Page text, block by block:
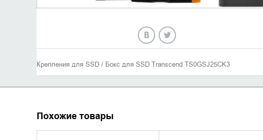
Крепления для SSD / Бокс для SSD Transcend TS0GSJ25CK3
Похожие товары